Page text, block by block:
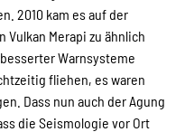
2010 kam es auf der
Merapi zu ähnlich
Warnsysteme
fliehen, es waren
Dass nun auch der Agung
die Seismologie vor Ort